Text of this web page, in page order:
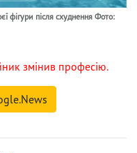
фігури після схуднення Фото:
змінив професію.